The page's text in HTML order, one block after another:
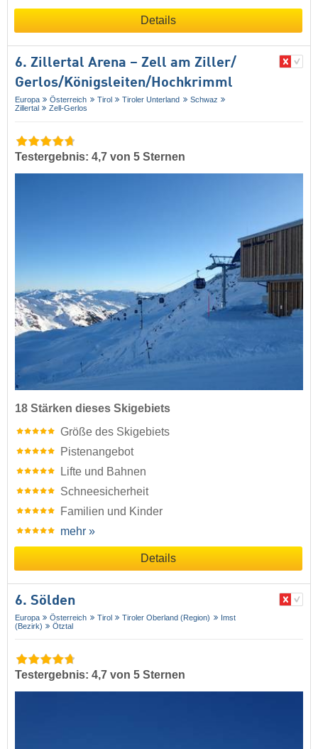
Details
6. Zillertal Arena – Zell am Ziller/​
Gerlos/​Königsleiten/​Hochkrimml
Europa Österreich Tirol Tiroler Unterland
Schwaz
Zillertal
Zell-Gerlos
Testergebnis: 4,7 von 5 Sternen
18 Stärken dieses Skigebiets
Größe des Skigebiets
Pistenangebot
Lifte und Bahnen
Schneesicherheit
Familien und Kinder
mehr »
Details
6. Sölden
Europa Österreich Tirol Tiroler Oberland (Region)
Imst
(Bezirk)
Ötztal
Testergebnis: 4,7 von 5 Sternen